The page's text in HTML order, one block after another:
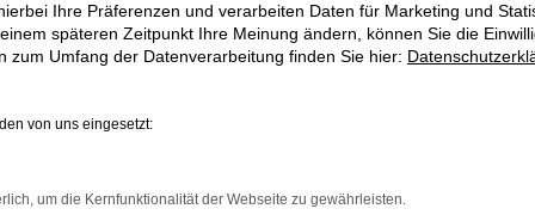
in Frankfurt am
am Main besonders günstig
die Tasche greifen? Dann empfehlen wir Ihnen einen
überzeugt. Kennzeichnend sind die Langlebigkeit und die
so gut wie keine Wünsche offen und Sie brauchen zudem
Rabatte ein und kommen Ihnen gerne auch in
Ihre Präferenzen und verarbeiten Daten für Marketing und
späteren Zeitpunkt Ihre Meinung ändern, können Sie die
zum Umfang der Datenverarbeitung finden Sie hier:
von uns eingesetzt:
um die Kernfunktionalität der Webseite zu gewährleisten.